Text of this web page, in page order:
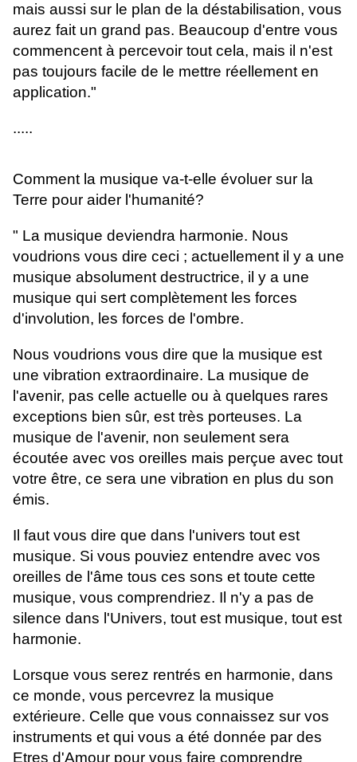
mais aussi sur le plan de la déstabilisation, vous
aurez fait un grand pas. Beaucoup d'entre vous
commencent à percevoir tout cela, mais il n'est
pas toujours facile de le mettre réellement en
application."
.....
Comment la musique va-t-elle évoluer sur la
Terre pour aider l'humanité?
" La musique deviendra harmonie. Nous
voudrions vous dire ceci ; actuellement il y a une
musique absolument destructrice, il y a une
musique qui sert complètement les forces
d'involution, les forces de l'ombre.
Nous voudrions vous dire que la musique est
une vibration extraordinaire. La musique de
l'avenir, pas celle actuelle ou à quelques rares
exceptions bien sûr, est très porteuses. La
musique de l'avenir, non seulement sera
écoutée avec vos oreilles mais perçue avec tout
votre être, ce sera une vibration en plus du son
émis.
Il faut vous dire que dans l'univers tout est
musique. Si vous pouviez entendre avec vos
oreilles de l'âme tous ces sons et toute cette
musique, vous comprendriez. Il n'y a pas de
silence dans l'Univers, tout est musique, tout est
harmonie.
Lorsque vous serez rentrés en harmonie, dans
ce monde, vous percevrez la musique
extérieure. Celle que vous connaissez sur vos
instruments et qui vous a été donnée par des
Etres d'Amour pour vous faire comprendre